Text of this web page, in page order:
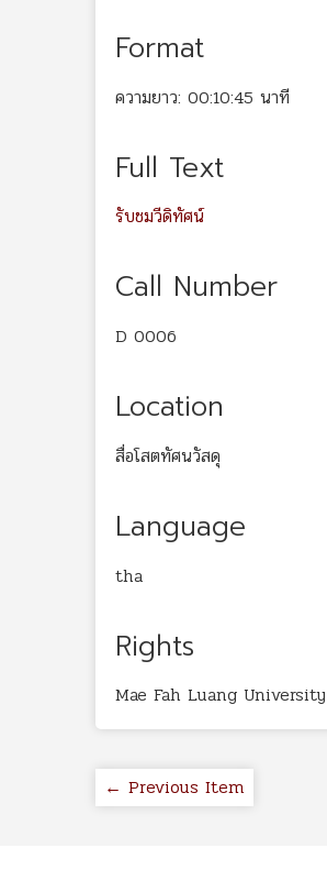
Format
ความยาว: 00:10:45 นาที
Full Text
รับชมวีดิทัศน์
Call Number
D 0006
Location
สื่อโสตทัศนวัสดุ
Language
tha
Rights
Mae Fah Luang University
← Previous Item